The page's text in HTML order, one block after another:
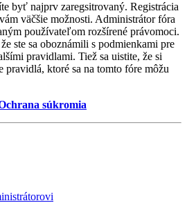
byť najprv zaregsitrovaný. Registrácia
väčšie možnosti. Administrátor fóra
používateľom rozšírené právomoci.
ste sa oboznámili s podmienkami pre
pravidlami. Tiež sa uistite, že si
pravidlá, ktoré sa na tomto fóre môžu
súkromia